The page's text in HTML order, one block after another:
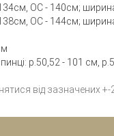
ОС - 140см;
ОС - 144см;
р.50,52 - 101 см,
від зазначених